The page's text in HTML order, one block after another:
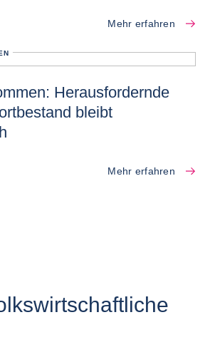
Mehr erfahren
Herausfordernde
bleibt
Mehr erfahren